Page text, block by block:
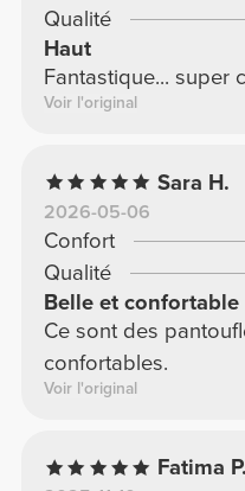
Qualité
Haut
Fantastique... super
Voir l'original
Sara H.
2026-05-06
Confort
Qualité
Belle et confortable
Ce sont des
confortables.
Voir l'original
Fatima P.